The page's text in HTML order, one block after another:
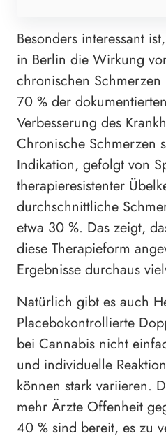
Besonders interessant
in Berlin die Wirkung
chronischen
70 % der
Verbesserung des
Chronische Schmerzen
Indikation, gefolgt von
therapieresistenter
durchschnittliche
etwa 30 %. Das zeigt,
diese Therapieform
Ergebnisse durchaus
Natürlich gibt es auch
Placebokontrollierte
bei Cannabis nicht
und individuelle
können stark variieren.
mehr Ärzte Offenheit
40 % sind bereit, es zu